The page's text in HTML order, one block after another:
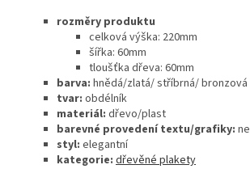
rozměry produktu
celková výška: 220mm
šířka: 60mm
tloušťka dřeva: 60mm
barva: hnědá/zlatá/ stříbrná/ bronzová
tvar: obdélník
materiál: dřevo/plast
barevné provedení textu/grafiky: ne
styl: elegantní
kategorie: dřevěné plakety